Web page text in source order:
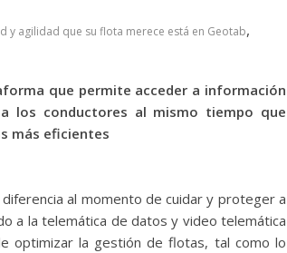
y agilidad que su flota merece está en Geotab,
que permite acceder a información
los conductores al mismo tiempo que
más eficientes
al momento de cuidar y proteger a
a la telemática de datos y video telemática
optimizar la gestión de flotas, tal como lo